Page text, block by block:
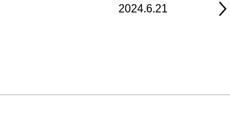
2024.6.21